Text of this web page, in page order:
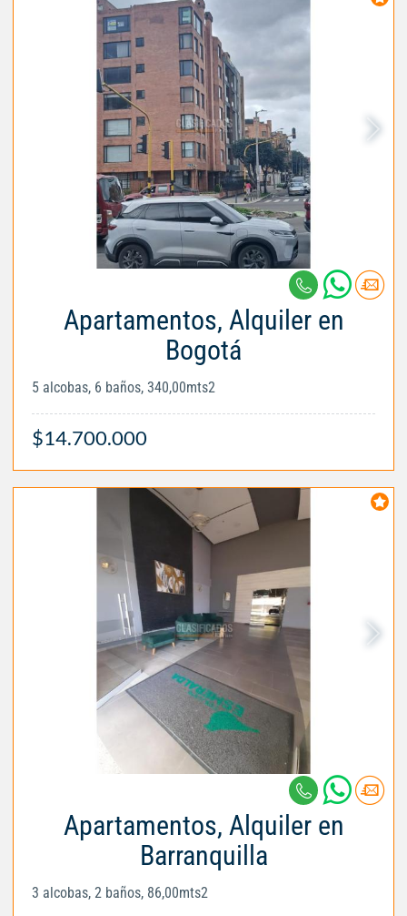
Apartamentos, Alquiler en
Bogotá
5 alcobas, 6 baños, 340,00mts2
$14.700.000
Apartamentos, Alquiler en
Barranquilla
3 alcobas, 2 baños, 86,00mts2